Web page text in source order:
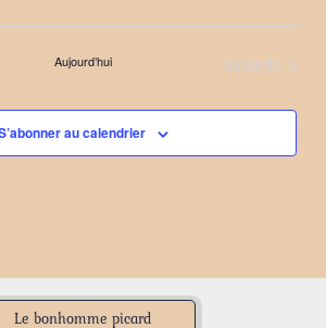
Aujourd’hui Évènements
suivants
au calendrier
Le bonhomme picard